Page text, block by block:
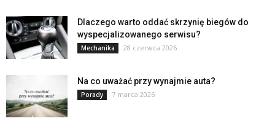
Dlaczego warto oddać skrzynię biegów do
wyspecjalizowanego serwisu?
Mechanika 28 czerwca 2026
Na co uważać przy wynajmie auta?
Porady 7 marca 2026